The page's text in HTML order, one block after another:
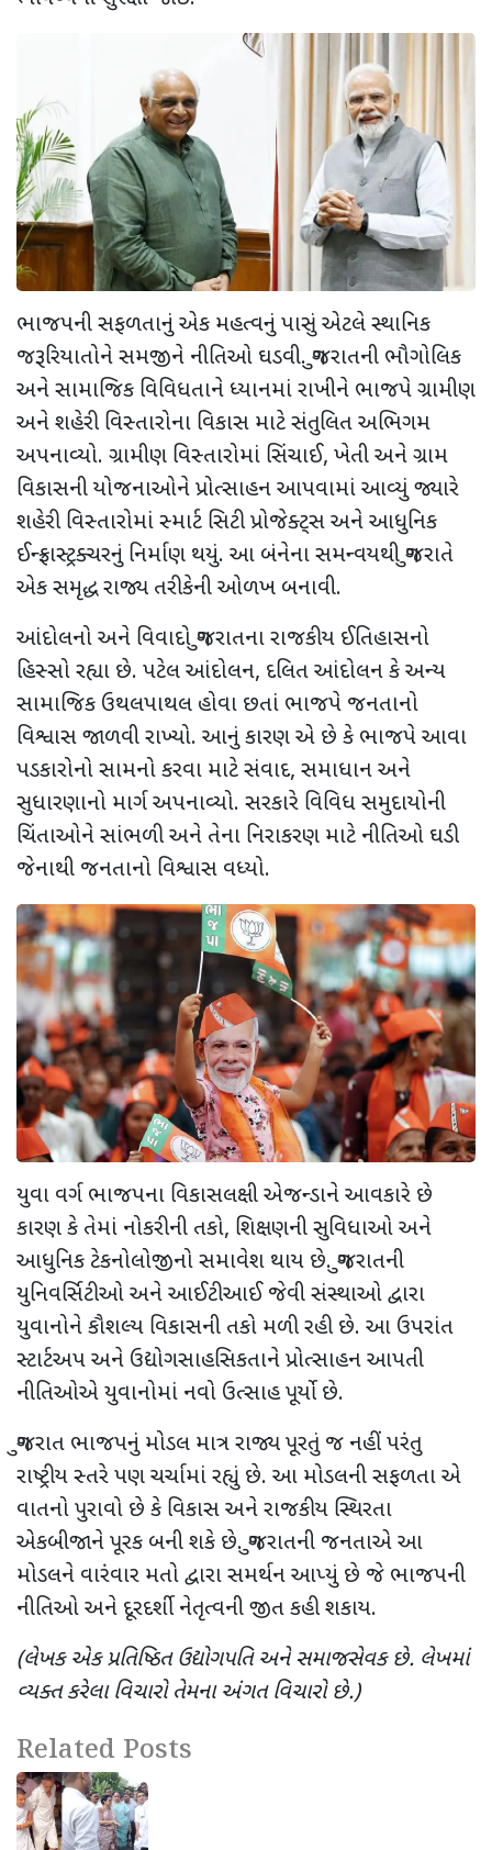
ભાજપની સફળતાનું એક મહત્વનું પાસું એટલે સ્થાનિક
જરૂરિયાતોને સમજીને નીતિઓ ઘડવી. ગુજરાતની ભૌગોલિક
અને સામાજિક વિવિધતાને ધ્યાનમાં રાખીને ભાજપે ગ્રામીણ
અને શહેરી વિસ્તારોના વિકાસ માટે સંતુલિત અભિગમ
અપનાવ્યો. ગ્રામીણ વિસ્તારોમાં સિંચાઈ, ખેતી અને ગ્રામ
વિકાસની યોજનાઓને પ્રોત્સાહન આપવામાં આવ્યું જ્યારે
શહેરી વિસ્તારોમાં સ્માર્ટ સિટી પ્રોજેક્ટ્સ અને આધુનિક
ઈન્ફ્રાસ્ટ્રક્ચરનું નિર્માણ થયું. આ બંનેના સમન્વયથી ગુજરાતે
એક સમૃદ્ધ રાજ્ય તરીકેની ઓળખ બનાવી.
આંદોલનો અને વિવાદો ગુજરાતના રાજકીય ઈતિહાસનો
હિસ્સો રહ્યા છે. પટેલ આંદોલન, દલિત આંદોલન કે અન્ય
સામાજિક ઉથલપાથલ હોવા છતાં ભાજપે જનતાનો
વિશ્વાસ જાળવી રાખ્યો. આનું કારણ એ છે કે ભાજપે આવા
પડકારોનો સામનો કરવા માટે સંવાદ, સમાધાન અને
સુધારણાનો માર્ગ અપનાવ્યો. સરકારે વિવિધ સમુદાયોની
ચિંતાઓને સાંભળી અને તેના નિરાકરણ માટે નીતિઓ ઘડી
જેનાથી જનતાનો વિશ્વાસ વધ્યો.
યુવા વર્ગ ભાજપના વિકાસલક્ષી એજન્ડાને આવકારે છે
કારણ કે તેમાં નોકરીની તકો, શિક્ષણની સુવિધાઓ અને
આધુનિક ટેકનોલોજીનો સમાવેશ થાય છે. ગુજરાતની
યુનિવર્સિટીઓ અને આઈટીઆઈ જેવી સંસ્થાઓ દ્વારા
યુવાનોને કૌશલ્ય વિકાસની તકો મળી રહી છે. આ ઉપરાંત
સ્ટાર્ટઅપ અને ઉદ્યોગસાહસિકતાને પ્રોત્સાહન આપતી
નીતિઓએ યુવાનોમાં નવો ઉત્સાહ પૂર્યો છે.
ગુજરાત ભાજપનું મોડલ માત્ર રાજ્ય પૂરતું જ નહીં પરંતુ
રાષ્ટ્રીય સ્તરે પણ ચર્ચામાં રહ્યું છે. આ મોડલની સફળતા એ
વાતનો પુરાવો છે કે વિકાસ અને રાજકીય સ્થિરતા
એકબીજાને પૂરક બની શકે છે. ગુજરાતની જનતાએ આ
મોડલને વારંવાર મતો દ્વારા સમર્થન આપ્યું છે જે ભાજપની
નીતિઓ અને દૂરદર્શી નેતૃત્વની જીત કહી શકાય.
(લેખક એક પ્રતિષ્ઠિત ઉદ્યોગપતિ અને સમાજસેવક છે. લેખમાં
વ્યક્ત કરેલા વિચારો તેમના અંગત વિચારો છે.)
Related Posts